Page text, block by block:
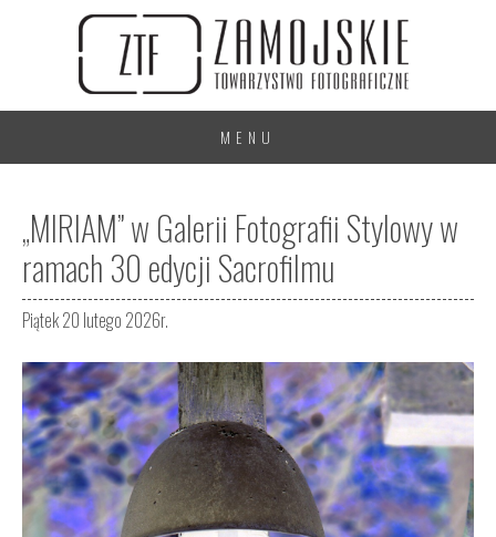
MENU
„MIRIAM” w Galerii Fotografii Stylowy w
ramach 30 edycji Sacrofilmu
Piątek 20 lutego 2026r.